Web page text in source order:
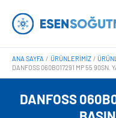
atla
ANA SAYFA ÜRÜNLERIMIZ
DANFOSS 060B017291 MP 55 90SN.
DANFOSS